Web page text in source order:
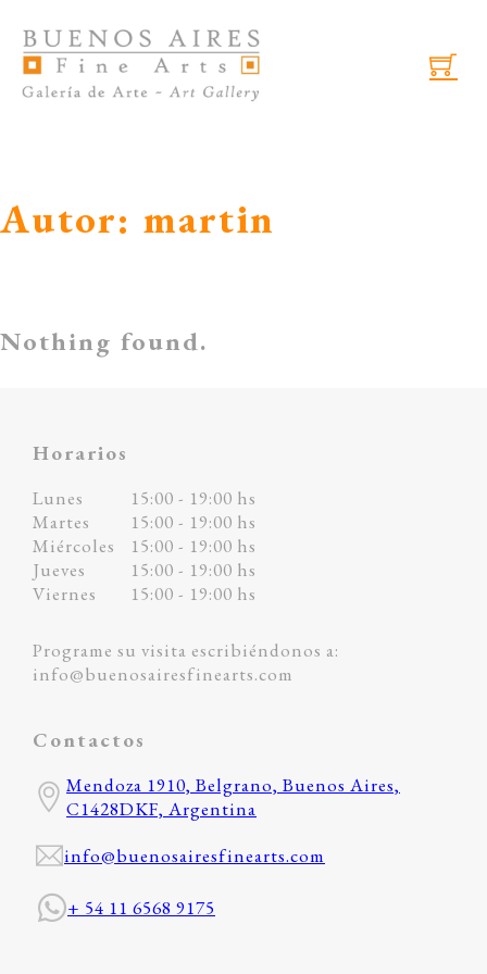
Autor: martin
Nothing found.
Horarios
Lunes
15:00 - 19:00 hs
Martes
15:00 - 19:00 hs
Miércoles
15:00 - 19:00 hs
Jueves
15:00 - 19:00 hs
Viernes
15:00 - 19:00 hs
Programe su visita escribiéndonos a:
info@buenosairesfinearts.com
Contactos
Mendoza 1910, Belgrano, Buenos Aires,
C1428DKF, Argentina
info@buenosairesfinearts.com
+ 54 11 6568 9175